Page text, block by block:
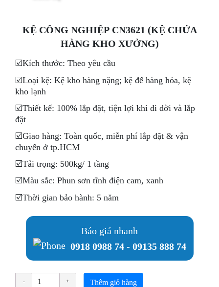
KỆ CÔNG NGHIỆP CN3621 (KỆ CHỨA
HÀNG KHO XƯỞNG)
☑️Kích thước: Theo yêu cầu
☑️Loại kệ: Kệ kho hàng nặng; kệ để hàng hóa, kệ
kho lạnh
☑️Thiết kế: 100% lắp đặt, tiện lợi khi di dời và lắp
đặt
☑️Giao hàng: Toàn quốc, miễn phí lắp đặt & vận
chuyển ở tp.HCM
☑️Tải trọng: 500kg/ 1 tầng
☑️Màu sắc: Phun sơn tĩnh điện cam, xanh
☑️Thời gian bảo hành: 5 năm
Báo giá nhanh
0918 0988 74- 09135 888 74
Thêm giỏ hàng